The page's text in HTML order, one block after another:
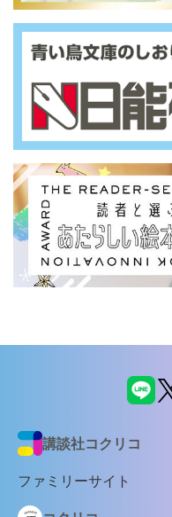
講談社コクリコ
ファミリーサイト